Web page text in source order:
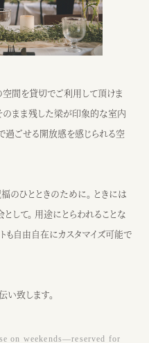
間を貸切でご利用して頂けま
のまま残した梁が印象的な室内
過ごせる開放感を感じられる空
のひとときのために。 ときには
して。 用途にとらわれることな
も自由自在にカスタマイズ可能で
い致します。
on weekends—reserved for